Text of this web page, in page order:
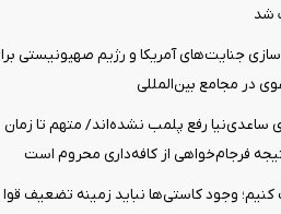
شد
جنایت‌های آمریکا و رژیم صهیونیستی
در مجامع بین‌المللی
ساعدی‌نیا رفع پلمب نشده‌اند/ متهم تا زمان
فرجام‌خواهی از کافه‌داری محروم است
کنیم؛ وجود کاستی‌ها نباید زمینه تضعیف قوا